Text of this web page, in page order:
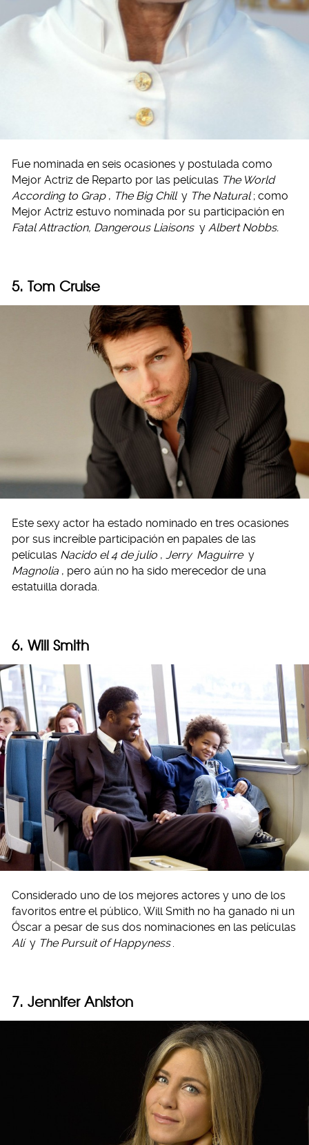
Fue nominada en seis ocasiones y postulada como
Mejor Actriz de Reparto por las películas The World
According to Grap , The Big Chill y The Natural ; como
Mejor Actriz estuvo nominada por su participación en
Fatal Attraction, Dangerous Liaisons yAlbert Nobbs.
5. Tom Cruise
Este sexy actor ha estado nominado en tres ocasiones
por sus increíble participación en papales de las
películas Nacido el 4 de julio , Jerry Maguirre y
Magnolia , pero aún no ha sido merecedor de una
estatuilla dorada.
6. Will Smith
Considerado uno de los mejores actores y uno de los
favoritos entre el público, Will Smith no ha ganado ni un
Óscar a pesar de sus dos nominaciones en las películas
Alí y The Pursuit of Happyness .
7. Jennifer Aniston